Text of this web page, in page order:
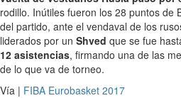
rodillo. Inútiles fueron los 28 puntos de
del partido, ante el vendaval de los
liderados por un Shved que se fue
12 asistencias, firmando una de las
de lo que va de torneo.
Vía | FIBA Eurobasket 2017